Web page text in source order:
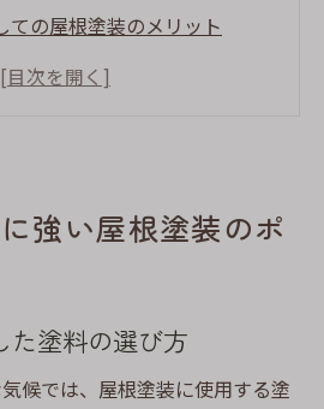
ての屋根塗装のメリット
る施工方法とは
根の寿命を延ばす理由
基本機能と利点
のタスペーサーの役割
用事例と成果
強い屋根塗装のポ
た塗料の選び方
候では、屋根塗装に使用する塗